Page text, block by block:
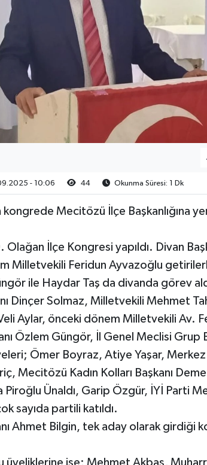
- 10:06 44 Okunma Süresi: 1 Dk
Mecitözü İlçe Başkanlığına
İlçe Kongresi yapıldı. Divan
Milletvekili Feridun Ayvazoğlu
ile Haydar Taş da divanda görev
Dinçer Solmaz, Milletvekili Mehmet
Aylar, önceki dönem Milletvekili Av.
Özlem Güngör, İl Genel Meclisi Grup
Ömer Boyraz, Atiye Yaşar, Merkez
Mecitözü Kadın Kolları Başkanı
Ünaldı, Garip Özgür, İYİ Parti
sayıda partili katıldı.
Ahmet Bilgin, tek aday olarak girdiği
üyeliklerine ise; Mehmet Akbaş,